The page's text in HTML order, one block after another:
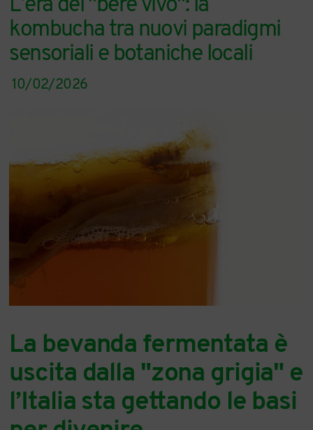
L’era del "bere vivo": la
kombucha tra nuovi paradigmi
sensoriali e botaniche locali
10/02/2026
La bevanda fermentata è
uscita dalla "zona grigia" e
l’Italia sta gettando le basi